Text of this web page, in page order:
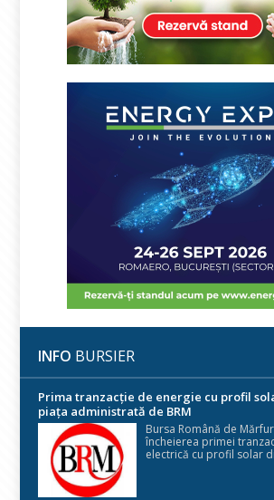
INFO BURSIER
Prima tranzacție de energie cu profil
piața administrată de BRM
Bursa Română de
încheierea primei
electrică cu profil solar